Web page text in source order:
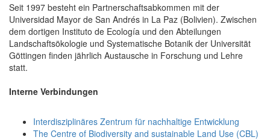
Seit 1997 besteht ein Partnerschaftsabkommen mit der
Universidad Mayor de San Andrés in La Paz (Bolivien). Zwischen
dem dortigen Instituto de Ecología und den Abteilungen
Landschaftsökologie und Systematische Botanik der Universität
Göttingen finden jährlich Austausche in Forschung und Lehre
statt.
Interne Verbindungen
Interdisziplinäres Zentrum für nachhaltige Entwicklung
The Centre of Biodiversity and sustainable Land Use (CBL)